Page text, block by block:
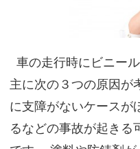
車の走行時にビニー
主に次の３つの原因が
に支障がないケースが
るなどの事故が起きる